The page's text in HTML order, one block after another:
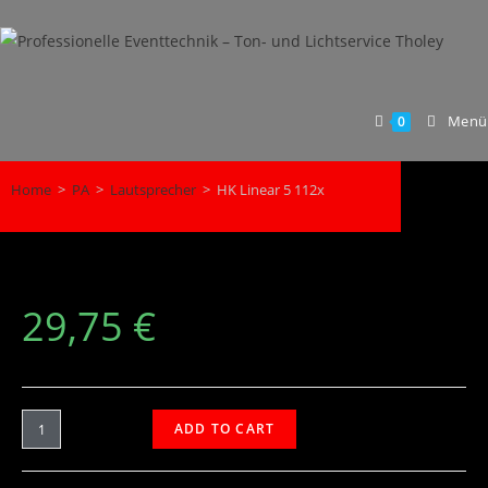
0 Menü
Home > PA > Lautsprecher > HK Linear 5 112x
29,75 €
ADD TO CART